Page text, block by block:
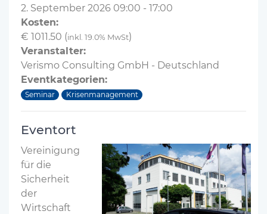
2. September 2026 09:00 - 17:00
Kosten:
€ 1011.50 (inkl. 19.0% MwSt)
Veranstalter:
Verismo Consulting GmbH - Deutschland
Eventkategorien:
Seminar Krisenmanagement
Eventort
Vereinigung
für die
Sicherheit
der
Wirtschaft